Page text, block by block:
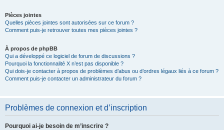
Pièces jointes
Quelles pièces jointes sont autorisées sur ce forum ?
Comment puis-je retrouver toutes mes pièces jointes ?
À propos de phpBB
Qui a développé ce logiciel de forum de discussions ?
Pourquoi la fonctionnalité X n’est pas disponible ?
Qui dois-je contacter à propos de problèmes d’abus ou d’ordres légaux liés à ce forum ?
Comment puis-je contacter un administrateur du forum ?
Problèmes de connexion et d’inscription
Pourquoi ai-je besoin de m’inscrire ?